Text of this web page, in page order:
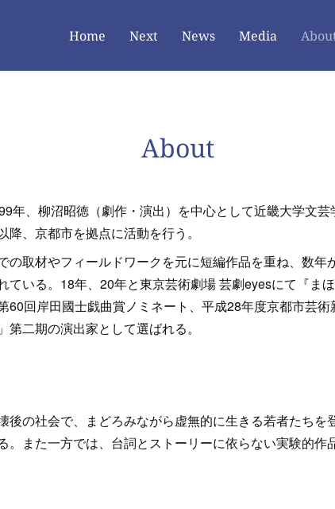
Home Next News Media
About
年、柳沼昭徳（劇作・演出）を中心として近畿大学文
、京都市を拠点に活動を行う。
の取材やフィールドワークを元に短編作品を重ね、数年
ている。18年、20年と東京芸術劇場 芸劇eyesにて『ま
60回岸田國士戯曲賞ノミネート、平成28年度京都市芸
二期の演出家として選ばれる。
後の社会で、まどろみながら虚無的に生きる若者たちを
。また一方では、台詞とストーリーに依らない実験的作